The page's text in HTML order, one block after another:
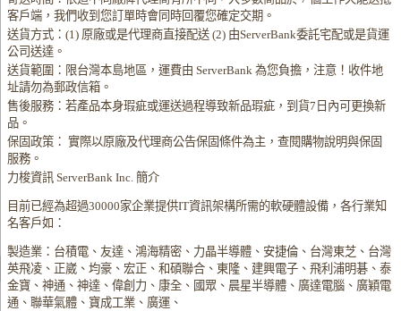
客戶端，我們收到您訂單時會同時回覆您確定交期。
送貨方式：(1) 原廠或是代理商直接配送 (2) 由ServerBank委託宅配或是貨運
公司送達。
送貨範圍：限台灣本島地區，運費由 ServerBank 為您負擔，注意！收件地
址請勿為郵政信箱。
售後服務：若產品本身瑕疵或運送過程導致新品瑕疵，到貨7日內可更換新
品。
保固政策： 實際以原廠及代理商公告保固條件為主，查閱購物說明與保固
服務。
力梭資訊 ServerBank Inc. 簡介
目前已經為超過30000家企業提供IT資訊架構所需的軟硬體設備，各行業知
名客戶如：
製造業：台積電、友達、鴻海精密、力晶半導體、安捷倫、台灣東芝、台灣
英飛凌、正崴、均豪、宏正、和碩聯合、東隆、建興電子、飛利浦明碁、泰
金寶、神通、神達、偉創力、康全、國眾、晨星半導體、廣達電腦、廣穎電
通、聯華氣體、寶成工業、廣運、